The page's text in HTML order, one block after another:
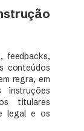
feedbacks,
conteúdos
regra, em
titulares
legal e os